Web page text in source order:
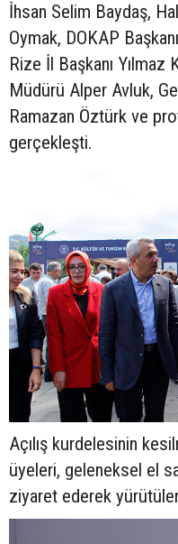
İhsan Selim Baydaş,
Oymak, DOKAP
Rize İl Başkanı
Müdürü Alper Avluk,
Ramazan Öztürk ve
gerçekleşti.
Açılış kurdelesinin
üyeleri, geleneksel el
ziyaret ederek